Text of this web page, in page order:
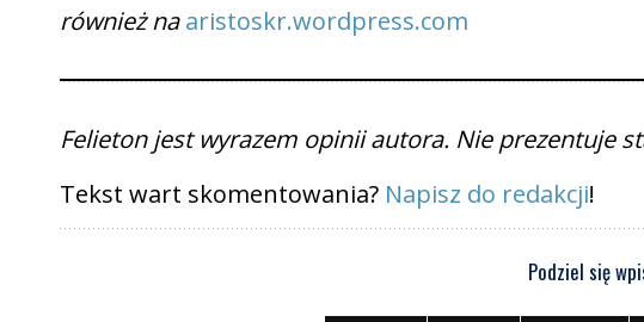
również naaristoskr.wordpress.com
Felieton jest wyrazem opinii autora. Nie prezentuje
Tekst wart skomentowania? Napisz do redakcji!
Podziel się